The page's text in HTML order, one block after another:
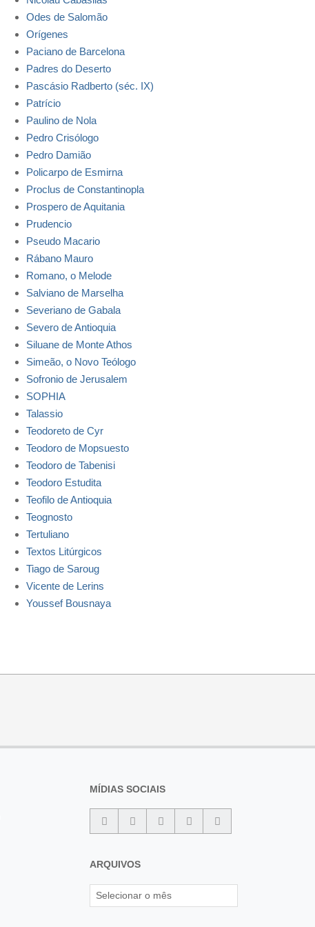
Odes de Salomão
Orígenes
Paciano de Barcelona
Padres do Deserto
Pascásio Radberto (séc. IX)
Patrício
Paulino de Nola
Pedro Crisólogo
Pedro Damião
Policarpo de Esmirna
Proclus de Constantinopla
Prospero de Aquitania
Prudencio
Pseudo Macario
Rábano Mauro
Romano, o Melode
Salviano de Marselha
Severiano de Gabala
Severo de Antioquia
Siluane de Monte Athos
Simeão, o Novo Teólogo
Sofronio de Jerusalem
SOPHIA
Talassio
Teodoreto de Cyr
Teodoro de Mopsuesto
Teodoro de Tabenisi
Teodoro Estudita
Teofilo de Antioquia
Teognosto
Tertuliano
Textos Litúrgicos
Tiago de Saroug
Vicente de Lerins
Youssef Bousnaya
MÍDIAS SOCIAIS
ARQUIVOS